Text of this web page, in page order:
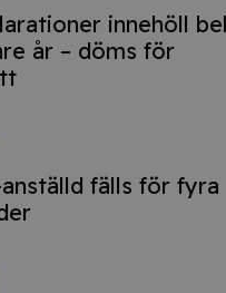
innehöll
år – döms för
fälls för fyra